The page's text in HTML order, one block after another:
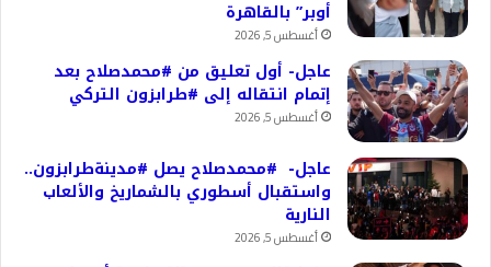
أوبر” بالقاهرة
أغسطس 5, 2026
عاجل- أول تعليق من #محمدصلاح بعد
إتمام انتقاله إلى #طرابزون التركي
أغسطس 5, 2026
عاجل- #محمدصلاح يصل #مدينةطرابزون..
واستقبال أسطوري بالشماريخ والألعاب
النارية
أغسطس 5, 2026